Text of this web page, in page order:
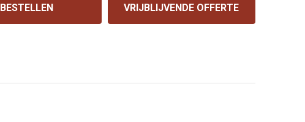
BESTELLEN VRIJBLIJVENDE OFFERTE